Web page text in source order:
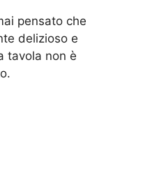
pensato che
delizioso e
tavola non è